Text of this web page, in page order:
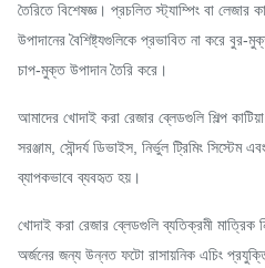
তৈরিতে বিশেষজ্ঞ। প্রচলিত স্ট্যাম্পিং বা লেজার
উপাদানের বৈশিষ্ট্যগুলিকে প্রভাবিত না করে
চাপ-মুক্ত উপাদান তৈরি করে।
আমাদের খোদাই করা রেজার ব্লেডগুলি শিল্প কাটিয়া
সরঞ্জাম, সৌন্দর্য ডিভাইস, নির্ভুল ট্রিমিং
ব্যাপকভাবে ব্যবহৃত হয়।
খোদাই করা রেজার ব্লেডগুলি ব্যতিক্রমী মাত্রিক
অর্জনের জন্য উন্নত ফটো রাসায়নিক এচিং